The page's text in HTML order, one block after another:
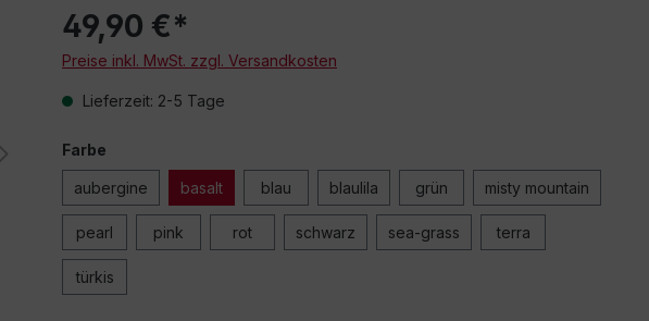
49,90 €*
Preise inkl. MwSt. zzgl. Versandkosten
Lieferzeit: 2-5 Tage
Farbe
aubergine basalt blau blaulila grün misty mountain
pearl pink rot schwarz sea-grass terra
türkis